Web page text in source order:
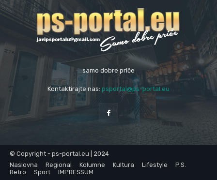
samo dobre priče
Kontaktirajte nas: psportal@ps-portal.eu
© Copyright - ps-portal.eu | 2024
Naslovna
Regional Kolumne Kultura Lifestyle
P.S.
Retro
Sport IMPRESSUM